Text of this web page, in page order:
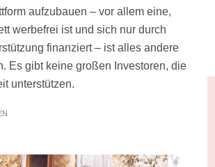
aufzubauen – vor allem eine,
werbefrei ist und sich nur durch
finanziert – ist alles andere
Es gibt keine großen Investoren, die
unterstützen.